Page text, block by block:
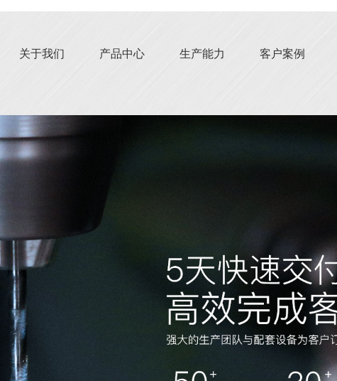
关于我们 产品中心 生产能力 客户案例